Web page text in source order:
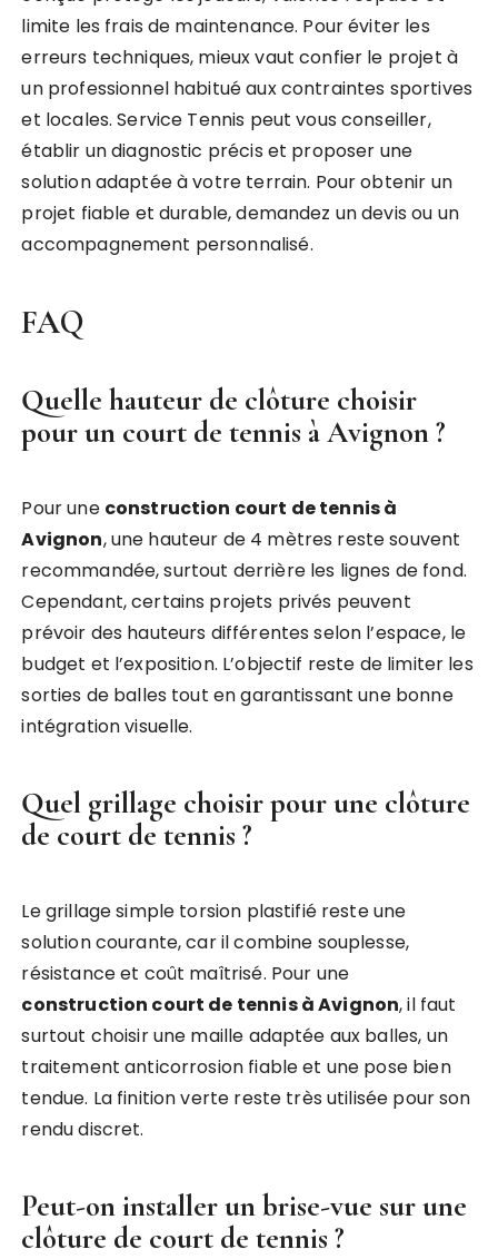
limite les frais de maintenance. Pour éviter les
erreurs techniques, mieux vaut confier le projet à
un professionnel habitué aux contraintes sportives
et locales. Service Tennis peut vous conseiller,
établir un diagnostic précis et proposer une
solution adaptée à votre terrain. Pour obtenir un
projet fiable et durable, demandez un devis ou un
accompagnement personnalisé.
FAQ
Quelle hauteur de clôture choisir
pour un court de tennis à Avignon ?
Pour une construction court de tennis à
Avignon, une hauteur de 4 mètres reste souvent
recommandée, surtout derrière les lignes de fond.
Cependant, certains projets privés peuvent
prévoir des hauteurs différentes selon l’espace, le
budget et l’exposition. L’objectif reste de limiter les
sorties de balles tout en garantissant une bonne
intégration visuelle.
Quel grillage choisir pour une clôture
de court de tennis ?
Le grillage simple torsion plastifié reste une
solution courante, car il combine souplesse,
résistance et coût maîtrisé. Pour une
construction court de tennis à Avignon, il faut
surtout choisir une maille adaptée aux balles, un
traitement anticorrosion fiable et une pose bien
tendue. La finition verte reste très utilisée pour son
rendu discret.
Peut-on installer un brise-vue sur une
clôture de court de tennis ?